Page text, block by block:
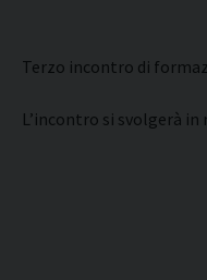
Terzo incontro di
L’incontro si svolgerà